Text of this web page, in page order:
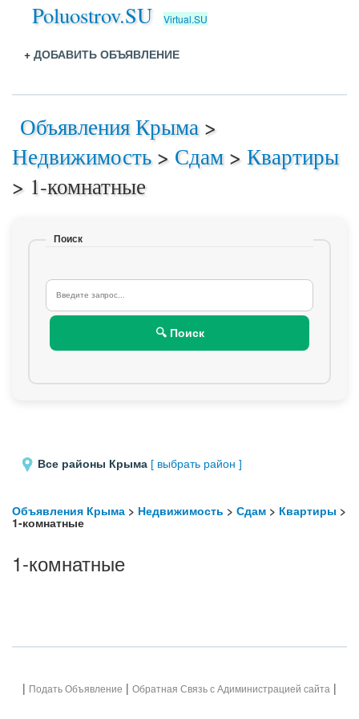
Poluostrov.SU Virtual.SU
+ ДОБАВИТЬ ОБЪЯВЛЕНИЕ
Объявления Крыма >
Недвижимость> Сдам > Квартиры
> 1-комнатные
Поиск
🔍 Поиск
Все районы Крыма [ выбрать район ]
Объявления Крыма > Недвижимость > Сдам > Квартиры >
1-комнатные
1-комнатные
| Подать Объявление | Обратная Связь с Адиминистрацией сайта |